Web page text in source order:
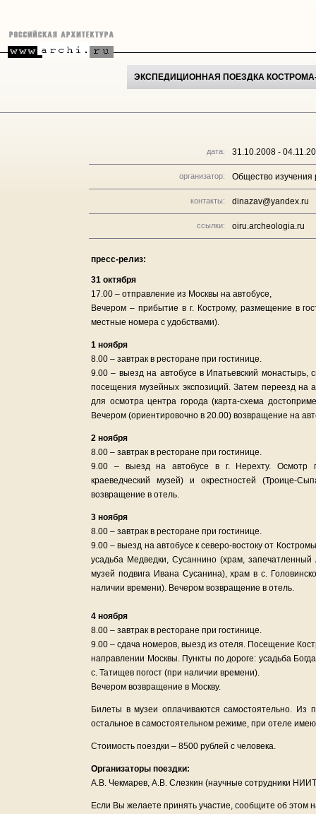
ЭКСПЕДИЦИОННАЯ ПОЕЗДКА
дата: 31.10.2008 -
организатор: Общество изучения
контакты: dinazav@yandex.ru
ссылки: oiru.archeologia.ru
пресс-релиз:
31 октября
17.00 – отправление из Москвы на автобусе,
Вечером – прибытие в г. Кострому, размещение в
местные номера с удобствами).
1 ноября
8.00 – завтрак в ресторане при гостинице.
9.00 – выезд на автобусе в Ипатьевский
посещения музейных экспозиций. Затем переезд на
для осмотра центра города (карта-схема
Вечером (ориентировочно в 20.00) возвращение на
2 ноября
8.00 – завтрак в ресторане при гостинице.
9.00 – выезд на автобусе в г. Нерехту. Осмотр
краеведческий музей) и окрестностей (Троице-
возвращение в отель.
3 ноября
8.00 – завтрак в ресторане при гостинице.
9.00 – выезд на автобусе к северо-востоку от
усадьба Медведки, Сусаннино (храм,
музей подвига Ивана Сусанина), храм в с.
наличии времени). Вечером возвращение в отель.
4 ноября
8.00 – завтрак в ресторане при гостинице.
9.00 – сдача номеров, выезд из отеля. Посещение
направлении Москвы. Пункты по дороге: усадьба
с. Татищев погост (при наличии времени).
Вечером возвращение в Москву.
Билеты в музеи оплачиваются самостоятельно. Из
остальное в самостоятельном режиме, при отеле
Стоимость поездки – 8500 рублей с человека.
Организаторы поездки:
А.В. Чекмарев, А.В. Слезкин (научные сотрудники
Если Вы желаете принять участие, сообщите об этом